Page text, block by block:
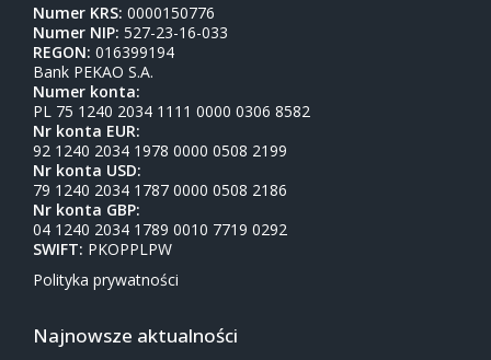
Numer KRS: 0000150776
Numer NIP: 527-23-16-033
REGON: 016399194
Bank PEKAO S.A.
Numer konta:
PL 75 1240 2034 1111 0000 0306 8582
Nr konta EUR:
92 1240 2034 1978 0000 0508 2199
Nr konta USD:
79 1240 2034 1787 0000 0508 2186
Nr konta GBP:
04 1240 2034 1789 0010 7719 0292
SWIFT: PKOPPLPW
Polityka prywatności
Najnowsze aktualności